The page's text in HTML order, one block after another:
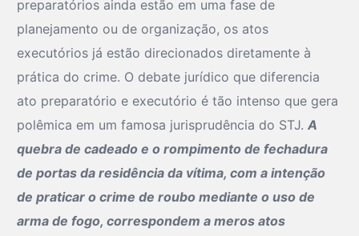
preparatórios ainda estão em uma fase de
planejamento ou de organização, os atos
executórios já estão direcionados diretamente à
prática do crime. O debate jurídico que diferencia
ato preparatório e executório é tão intenso que gera
polêmica em um famosa jurisprudência do STJ.A
quebra de cadeado e o rompimento de fechadura
de portas da residência da vítima, com a intenção
de praticar o crime de roubo mediante o uso de
arma de fogo, correspondem a meros atos